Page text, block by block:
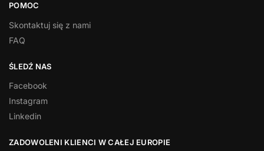
POMOC
Skontaktuj się z nami
FAQ
ŚLEDŹ NAS
Facebook
Instagram
Linkedin
ZADOWOLENI KLIENCI W CAŁEJ EUROPIE